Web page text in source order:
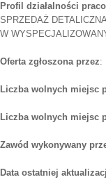
Profil działalności
SPRZEDAŻ
W
Oferta zgłoszona przez:
Liczba wolnych miejsc
Liczba wolnych miejsc
Zawód wykonywany
Data ostatniej